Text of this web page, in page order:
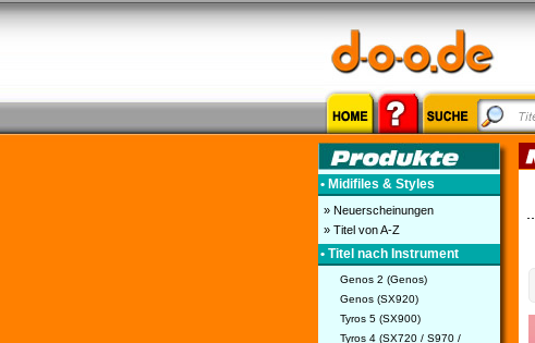
• Midifiles & Styles
» Neuerscheinungen
» Titel von A-Z
• Titel nach Instrument
Genos 2 (Genos)
Genos (SX920)
Tyros 5 (SX900)
Tyros 4 (SX720 / S970 /